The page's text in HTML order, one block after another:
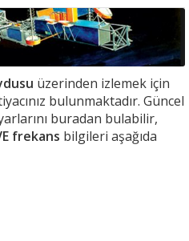
üzerinden izlemek için
bulunmaktadır. Güncel
buradan bulabilir,
frekans bilgileri aşağıda